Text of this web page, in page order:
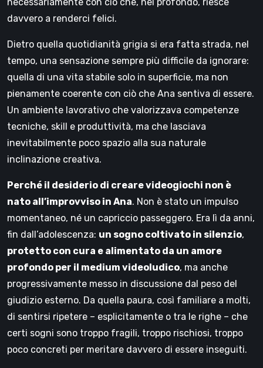
davvero a renderci felici.
Dietro quella quotidianità grigia si era fatta strada, nel
tempo, una sensazione sempre più difficile da ignorare:
quella di una vita stabile solo in superficie, ma non
pienamente coerente con ciò che Ana sentiva di essere.
Un ambiente lavorativo che valorizzava competenze
tecniche, skill e produttività, ma che lasciava
inevitabilmente poco spazio alla sua naturale
inclinazione creativa.
Perché il desiderio di creare videogiochi non è
nato all’improvviso in Ana. Non è stato un impulso
momentaneo, né un capriccio passeggero. Era lì da anni,
fin dall’adolescenza: un sogno coltivato in silenzio,
protetto con cura e alimentato da un amore
profondo per il medium videoludico, ma anche
progressivamente messo in discussione dal peso del
giudizio esterno. Da quella paura, così familiare a molti,
di sentirsi ripetere – esplicitamente o tra le righe – che
certi sogni sono troppo fragili, troppo rischiosi, troppo
poco concreti per meritare davvero di essere inseguiti.